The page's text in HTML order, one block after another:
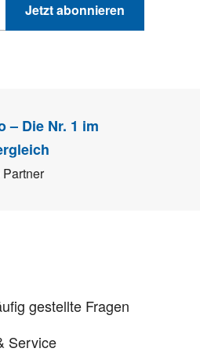
Jetzt abonnieren
gestellte Fragen
Service